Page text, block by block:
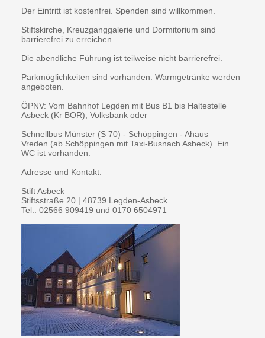
Der Eintritt ist kostenfrei. Spenden sind willkommen.
Stiftskirche, Kreuzganggalerie und Dormitorium sind
barrierefrei zu erreichen.
Die abendliche Führung ist teilweise nicht barrierefrei.
Parkmöglichkeiten sind vorhanden. Warmgetränke werden
angeboten.
ÖPNV: Vom Bahnhof Legden mit Bus B1 bis Haltestelle
Asbeck (Kr BOR), Volksbank oder
Schnellbus Münster (S 70) - Schöppingen - Ahaus –
Vreden (ab Schöppingen mit Taxi-Busnach Asbeck). Ein
WC ist vorhanden.
Adresse und Kontakt:
Stift Asbeck
Stiftsstraße 20 | 48739 Legden-Asbeck
Tel.: 02566 909419 und 0170 6504971